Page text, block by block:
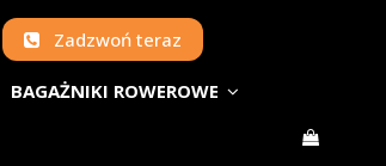
Zadzwoń teraz
BAGAŻNIKI ROWEROWE